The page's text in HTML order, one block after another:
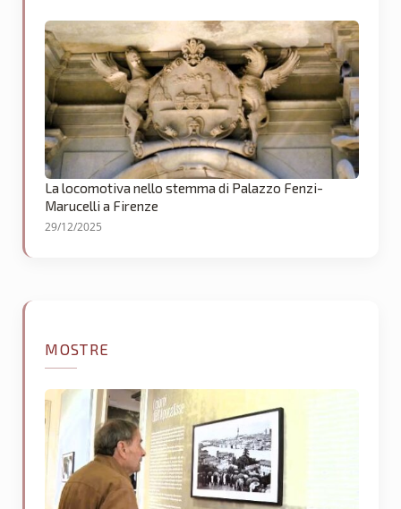
La locomotiva nello stemma di Palazzo Fenzi-
Marucelli a Firenze
29/12/2025
MOSTRE